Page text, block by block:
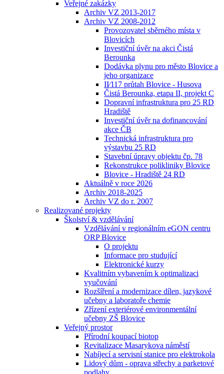
Veřejné zakázky
Archiv VZ 2013-2017
Archiv VZ 2008-2012
Provozovatel sběrného místa v
Blovicích
Investiční úvěr na akci Čistá
Berounka
Dodávka plynu pro město Blovice a
jeho organizace
II⁄117 průtah Blovice - Husova
Čistá Berounka, etapa II, projekt C
Dopravní infrastruktura pro 25 RD
Hradiště
Investiční úvěr na dofinancování
akce ČB
Technická infrastruktura pro
výstavbu 25 RD
Stavební úpravy objektu čp. 78
Rekonstrukce polikliniky Blovice
Blovice - Hradiště 24 RD
Aktuálně v roce 2026
Archiv 2018-2025
Archiv VZ do r. 2007
Realizované projekty
Školství & vzdělávání
Vzdělávání v regionálním eGON centru
ORP Blovice
O projektu
Informace pro studující
Elektronické kurzy
Kvalitním vybavením k optimalizaci
vyučování
Rozšíření a modernizace dílen, jazykové
učebny a laboratoře chemie
Zřízení exteriérové environmentální
učebny ZŠ Blovice
Veřejný prostor
Přírodní koupací biotop
Revitalizace Masarykova náměstí
Nabíjecí a servisní stanice pro elektrokola
Lidový dům - oprava střechy a parketové
podlahy